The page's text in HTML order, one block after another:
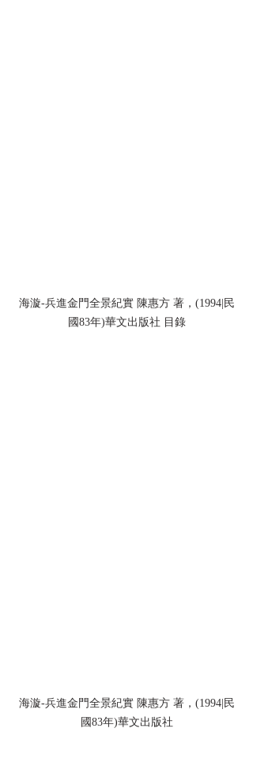
海漩-兵進金門全景紀實 陳惠方 著，(1994|民
國83年)華文出版社 目錄
海漩-兵進金門全景紀實 陳惠方 著，(1994|民
國83年)華文出版社